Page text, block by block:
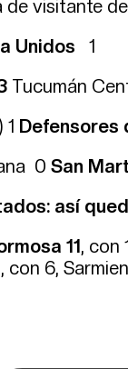
visitante
Unidos 1
Tucumán
1 Defensores
0 San
así
11, con
con 6,